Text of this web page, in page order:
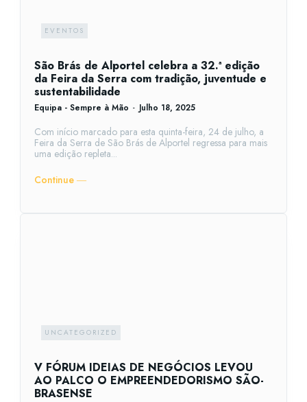
EVENTOS
São Brás de Alportel celebra a 32.ª edição
da Feira da Serra com tradição, juventude e
sustentabilidade
Equipa - Sempre à Mão - Julho 18, 2025
Com início marcado para esta quinta-feira, 24 de julho, a
Feira da Serra de São Brás de Alportel regressa para mais
uma edição repleta...
Continue ―
UNCATEGORIZED
V FÓRUM IDEIAS DE NEGÓCIOS LEVOU
AO PALCO O EMPREENDEDORISMO SÃO-
BRASENSE